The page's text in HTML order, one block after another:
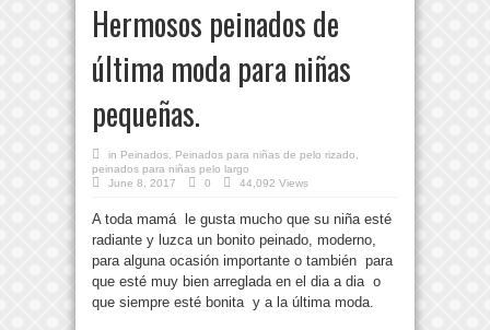
Hermosos peinados de
última moda para niñas
pequeñas.
in Peinados Peinados para niñas de pelo rizado
peinados para niñas pelo largo
June 8, 2017
0 44,092 Views
A toda mamá le gusta mucho que su niña esté
radiante y luzca un bonito peinado, moderno,
para alguna ocasión importante o también para
que esté muy bien arreglada en el dia a dia o
que siempre esté bonita y a la última moda.